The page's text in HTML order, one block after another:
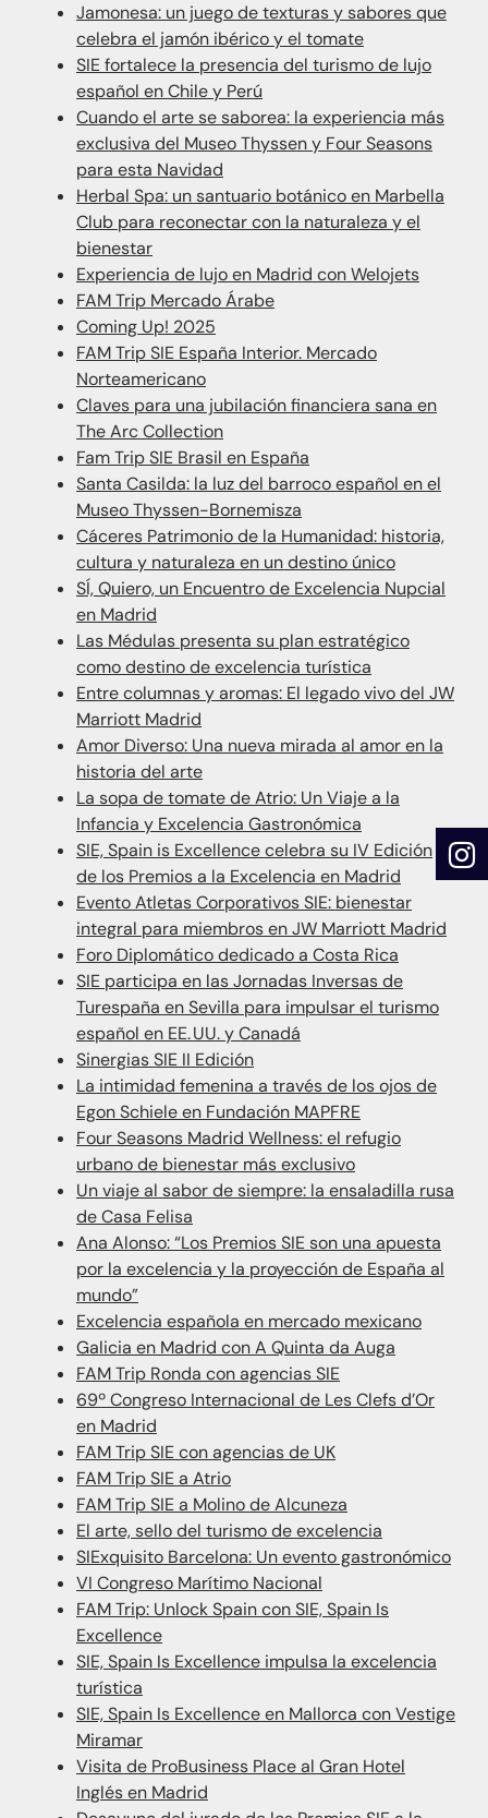
Jamonesa: un juego de texturas y sabores que
celebra el jamón ibérico y el tomate
SIE fortalece la presencia del turismo de lujo
español en Chile y Perú
Cuando el arte se saborea: la experiencia más
exclusiva del Museo Thyssen y Four Seasons
para esta Navidad
Herbal Spa: un santuario botánico en Marbella
Club para reconectar con la naturaleza y el
bienestar
Experiencia de lujo en Madrid con Welojets
FAM Trip Mercado Árabe
Coming Up! 2025
FAM Trip SIE España Interior. Mercado
Norteamericano
Claves para una jubilación financiera sana en
The Arc Collection
Fam Trip SIE Brasil en España
Santa Casilda: la luz del barroco español en el
Museo Thyssen-Bornemisza
Cáceres Patrimonio de la Humanidad: historia,
cultura y naturaleza en un destino único
SÍ, Quiero, un Encuentro de Excelencia Nupcial
en Madrid
Las Médulas presenta su plan estratégico
como destino de excelencia turística
Entre columnas y aromas: El legado vivo del JW
Marriott Madrid
Amor Diverso: Una nueva mirada al amor en la
historia del arte
La sopa de tomate de Atrio: Un Viaje a la
Infancia y Excelencia Gastronómica
SIE, Spain is Excellence celebra su IV Edición
de los Premios a la Excelencia en Madrid
Evento Atletas Corporativos SIE: bienestar
integral para miembros en JW Marriott Madrid
Foro Diplomático dedicado a Costa Rica
SIE participa en las Jornadas Inversas de
Turespaña en Sevilla para impulsar el turismo
español en EE. UU. y Canadá
Sinergias SIE II Edición
La intimidad femenina a través de los ojos de
Egon Schiele en Fundación MAPFRE
Four Seasons Madrid Wellness: el refugio
urbano de bienestar más exclusivo
Un viaje al sabor de siempre: la ensaladilla rusa
de Casa Felisa
Ana Alonso: “Los Premios SIE son una apuesta
por la excelencia y la proyección de España al
mundo”
Excelencia española en mercado mexicano
Galicia en Madrid con A Quinta da Auga
FAM Trip Ronda con agencias SIE
69º Congreso Internacional de Les Clefs d’Or
en Madrid
FAM Trip SIE con agencias de UK
FAM Trip SIE a Atrio
FAM Trip SIE a Molino de Alcuneza
El arte, sello del turismo de excelencia
SIExquisito Barcelona: Un evento gastronómico
VI Congreso Marítimo Nacional
FAM Trip: Unlock Spain con SIE, Spain Is
Excellence
SIE, Spain Is Excellence impulsa la excelencia
turística
SIE, Spain Is Excellence en Mallorca con Vestige
Miramar
Visita de ProBusiness Place al Gran Hotel
Inglés en Madrid